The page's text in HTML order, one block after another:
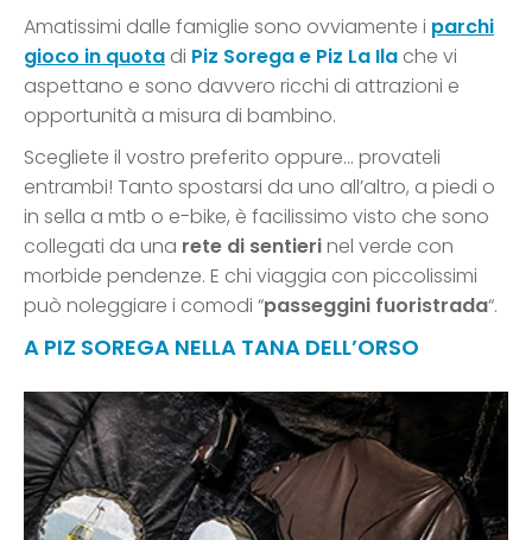
Amatissimi dalle famiglie sono ovviamente i parchi
gioco in quota di Piz Sorega e Piz La Ila che vi
aspettano e sono davvero ricchi di attrazioni e
opportunità a misura di bambino.
Scegliete il vostro preferito oppure… provateli
entrambi! Tanto spostarsi da uno all’altro, a piedi o
in sella a mtb o e-bike, è facilissimo visto che sono
collegati da una rete di sentierinel verde con
morbide pendenze. E chi viaggia con piccolissimi
può noleggiare i comodi “passeggini fuoristrada“.
A PIZ SOREGA NELLA TANA DELL’ORSO